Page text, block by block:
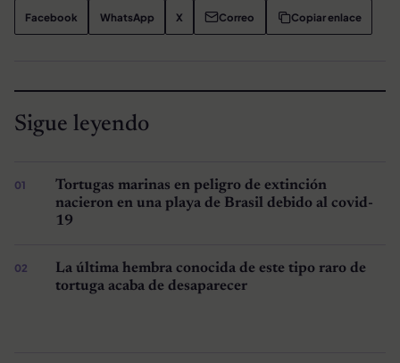
Facebook WhatsApp X Correo Copiar enlace
Sigue leyendo
Tortugas marinas en peligro de extinción
nacieron en una playa de Brasil debido al covid-
19
La última hembra conocida de este tipo raro de
tortuga acaba de desaparecer